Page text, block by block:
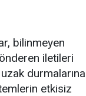
bilinmeyen
iletileri
durmalarına
etkisiz